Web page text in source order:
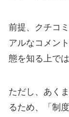
前提、クチコ
アルなコメン
態を知る上で
ただし、あく
るため、「制